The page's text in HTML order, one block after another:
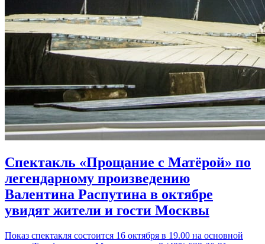
Спектакль «Прощание с Матёрой» по
легендарному произведению
Валентина Распутина в октябре
увидят жители и гости Москвы
Показ спектакля состоится 16 октября в 19.00 на основной